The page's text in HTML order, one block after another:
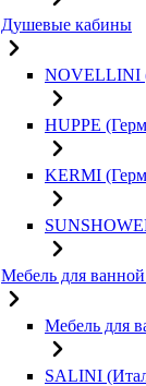
Душевые кабины
NOVELLINI
HUPPE
KERMI
Мебель для
Мебель для
SALINI